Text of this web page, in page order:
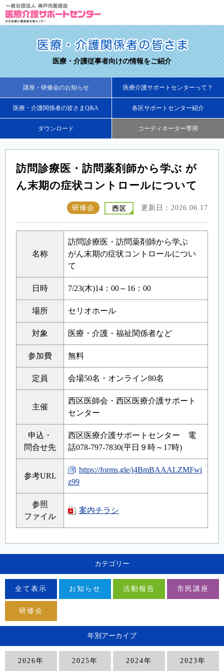
医療・介護従事者向けの情報をご紹介
講座・研修会のお知らせ 医療介護サポートセンターって？
医療・介護関係者の皆さまQ&A 各区サポートセンター紹介
ダウンロード コーディネーター専用
訪問診療医・訪問薬剤師から学ぶ が
ん末期の症状コントロールについて
研修会 更新日：2026.06.17
名称
訪問診療医・訪問薬剤師から学ぶ
がん末期の症状コントロールについ
て
日時 7/23(木)14：00～16：00
場所 セリオホール
対象 医療・介護・福祉関係者など
参加費 無料
定員 会場50名・オンライン80名
主催
西区医師会・西区医療介護サポート
センター
申込・
問合せ先
西区医療介護サポートセンター 電
話078-797-7830(平日９時～17時)
参考URL
https://forms.gle/j4BmBAAALZMFwi
z99
参照
ファイル
案内チラシ
カテゴリー
全て表示 お知らせ 活動報告 市民講座
研修会
年別アーカイブ
2026年 2025年 2024年 2023年